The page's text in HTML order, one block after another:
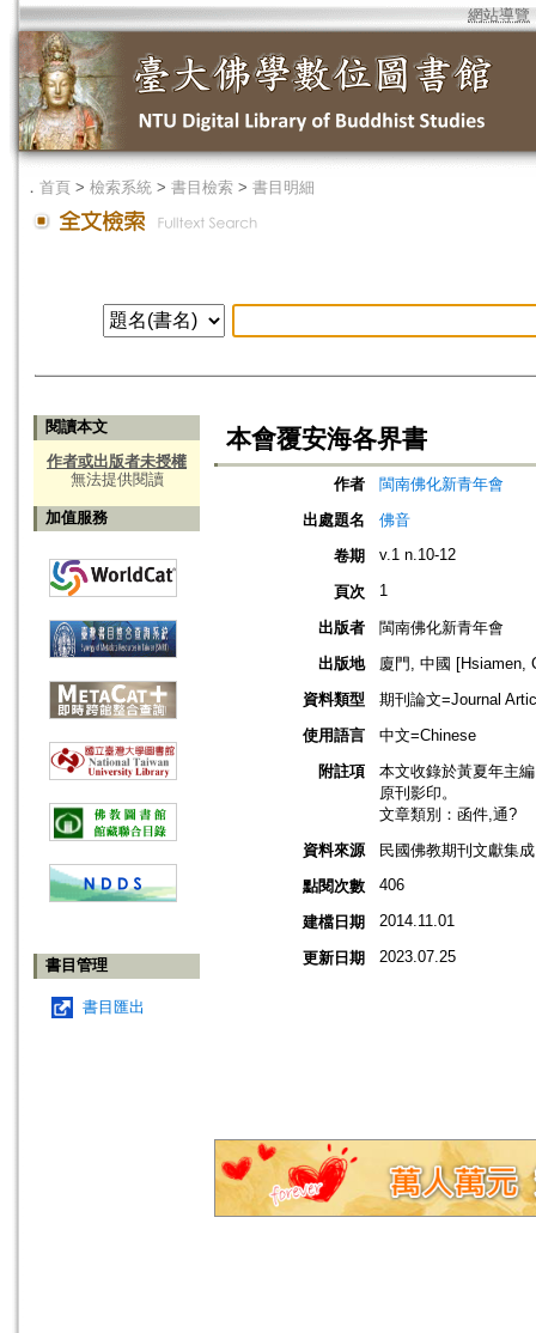
網站導覽
． 首頁 > 檢索系統 > 書目檢索 > 書目明細
閱讀本文
作者或出版者未授權
無法提供閱讀
加值服務
書目管理
書目匯出
本會覆安海各界書
作者
閩南佛化新青年會
出處題名
佛音
卷期
v.1 n.10-12
頁次 1
出版者
閩南佛化新青年會
出版地
廈門, 中國 [Hsiamen,
資料類型
期刊論文=Journal
使用語言
中文=Chinese
附註項
本文收錄於黃夏年主
原刊影印。
文章類別：函件,通?
資料來源
民國佛教期刊文獻集
點閱次數
406
建檔日期 2014.11.01
更新日期 2023.07.25